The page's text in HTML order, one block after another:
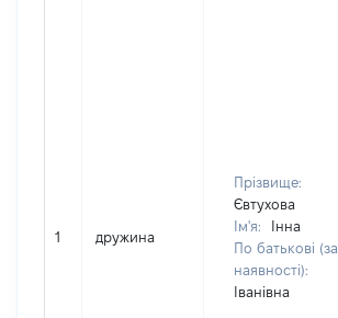
1 дружина
Прізвище:
Євтухова
Ім'я:
Інна
По батькові (за
наявності):
Іванівна